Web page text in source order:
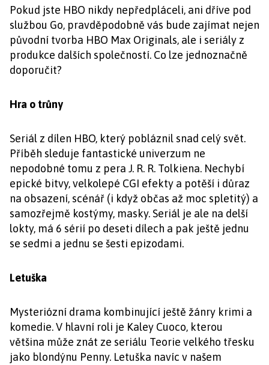
Pokud jste HBO nikdy nepředpláceli, ani dříve pod
službou Go, pravděpodobně vás bude zajímat nejen
původní tvorba HBO Max Originals, ale i seriály z
produkce dalších společností. Co lze jednoznačně
doporučit?
Hra o trůny
Seriál z dílen HBO, který pobláznil snad celý svět.
Příběh sleduje fantastické univerzum ne
nepodobné tomu z pera J. R. R. Tolkiena. Nechybí
epické bitvy, velkolepé CGI efekty a potěší i důraz
na obsazení, scénář (i když občas až moc spletitý) a
samozřejmě kostýmy, masky. Seriál je ale na delší
lokty, má 6 sérií po deseti dílech a pak ještě jednu
se sedmi a jednu se šesti epizodami.
Letuška
Mysteriózní drama kombinující ještě žánry krimi a
komedie. V hlavní roli je Kaley Cuoco, kterou
většina může znát ze seriálu Teorie velkého třesku
jako blondýnu Penny. Letuška navíc v našem